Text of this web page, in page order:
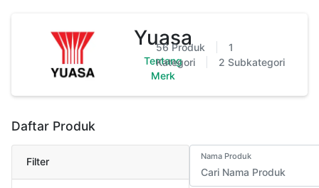
Yuasa
Tentang
Merk
56 Produk
1
Kategori
2 Subkategori
Daftar Produk
Filter Nama Produk